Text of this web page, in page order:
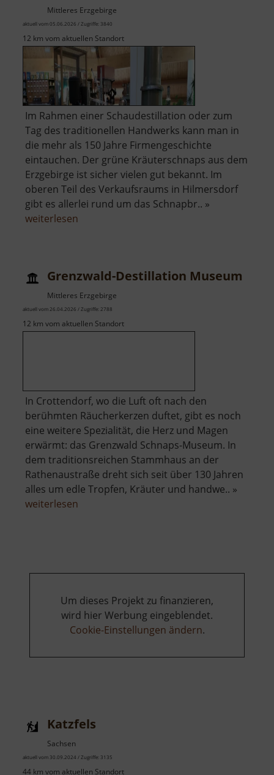
Mittleres Erzgebirge
aktuell vom 05.06.2026 / Zugriffe: 3840
12 km vom aktuellen Standort
Im Rahmen einer Schaudestillation oder zum
Tag des traditionellen Handwerks kann man in
die mehr als 150 Jahre Firmengeschichte
eintauchen. Der grüne Kräuterschnaps aus dem
Erzgebirge ist sicher vielen gut bekannt. Im
oberen Teil des Verkaufsraums in Hilmersdorf
gibt es allerlei rund um das Schnapbr.. »
weiterlesen
Lauterbacher
Tropfen
Grenzwald-Destillation Museum
Mittleres Erzgebirge
aktuell vom 26.04.2026 / Zugriffe: 2788
12 km vom aktuellen Standort
In Crottendorf, wo die Luft oft nach den
berühmten Räucherkerzen duftet, gibt es noch
eine weitere Spezialität, die Herz und Magen
erwärmt: das Grenzwald Schnaps-Museum. In
dem traditionsreichen Stammhaus an der
Rathenaustraße dreht sich seit über 130 Jahren
alles um edle Tropfen, Kräuter und handwe.. »
weiterlesen
Um dieses Projekt zu finanzieren,
wird hier Werbung eingeblendet.
Cookie-Einstellungen ändern.
Katzfels
Sachsen
aktuell vom 30.09.2024 / Zugriffe: 3135
44 km vom aktuellen Standort